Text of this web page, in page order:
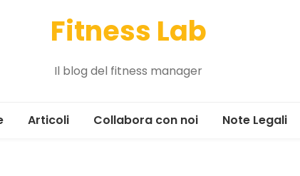
Fitness Lab
Il blog del fitness manager
Articoli Collabora con noi Note Legali